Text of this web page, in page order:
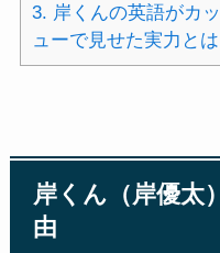
3. 岸くんの英語がカ
ューで見せた実力と
岸くん（岸優
由